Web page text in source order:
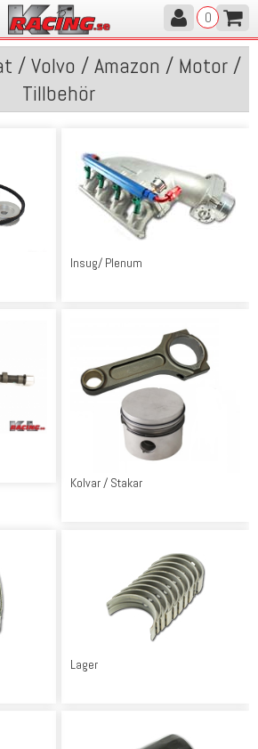
0
/ Volvo / Amazon / Motor /
Tillbehör
Insug/ Plenum
Kolvar / Stakar
Lager